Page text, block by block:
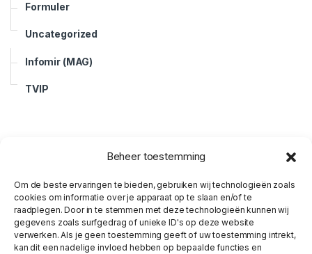
Beheer toestemming
Om de beste ervaringen te bieden, gebruiken wij technologieën zoals
cookies om informatie over je apparaat op te slaan en/of te
raadplegen. Door in te stemmen met deze technologieën kunnen wij
gegevens zoals surfgedrag of unieke ID's op deze website
verwerken. Als je geen toestemming geeft of uw toestemming intrekt,
kan dit een nadelige invloed hebben op bepaalde functies en
Formuler
Uncategorized
Infomir (MAG)
TVIP